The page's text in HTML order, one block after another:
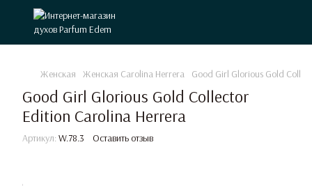
Женская Женская Carolina Herrera Good Girl Glorious Gold
Good Girl Glorious Gold Collector
Edition Carolina Herrera
Артикул: W.78.3 Оставить отзыв